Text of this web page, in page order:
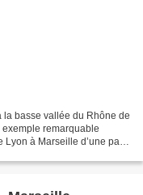
basse vallée du Rhône de
exemple remarquable
Lyon à Marseille d’une part,